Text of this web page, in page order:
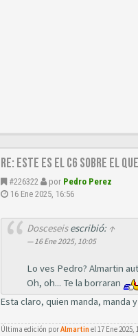
Re: este es el c6 sobre el
#226322 por Pedro Perez
16 Ene 2025, 16:56
Dosceseisescribió: ↑
16 Ene 2025, 10:05
Lo ves Pedro? Almartin
Oh, oh... Te la borraran
Esta claro, quien manda, manda
Última edición porAlmartin el 17 Ene